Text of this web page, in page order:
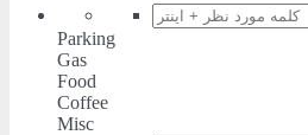
Parking
Gas
Food
Coffee
Misc